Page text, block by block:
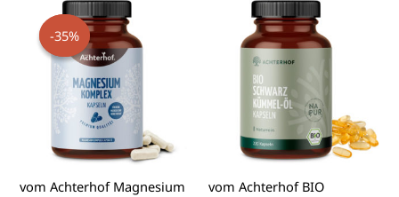
-35%
-35%
vom Achterhof Magnesium
Preis
war:
€ 25,90
Preis
ist:
€ 16,90.
vom Achterhof BIO
auf.
Die
Optionen